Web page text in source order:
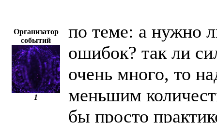
Организатор
событий
1
по теме: а нужно
ошибок? так ли
очень много, то
меньшим
бы просто